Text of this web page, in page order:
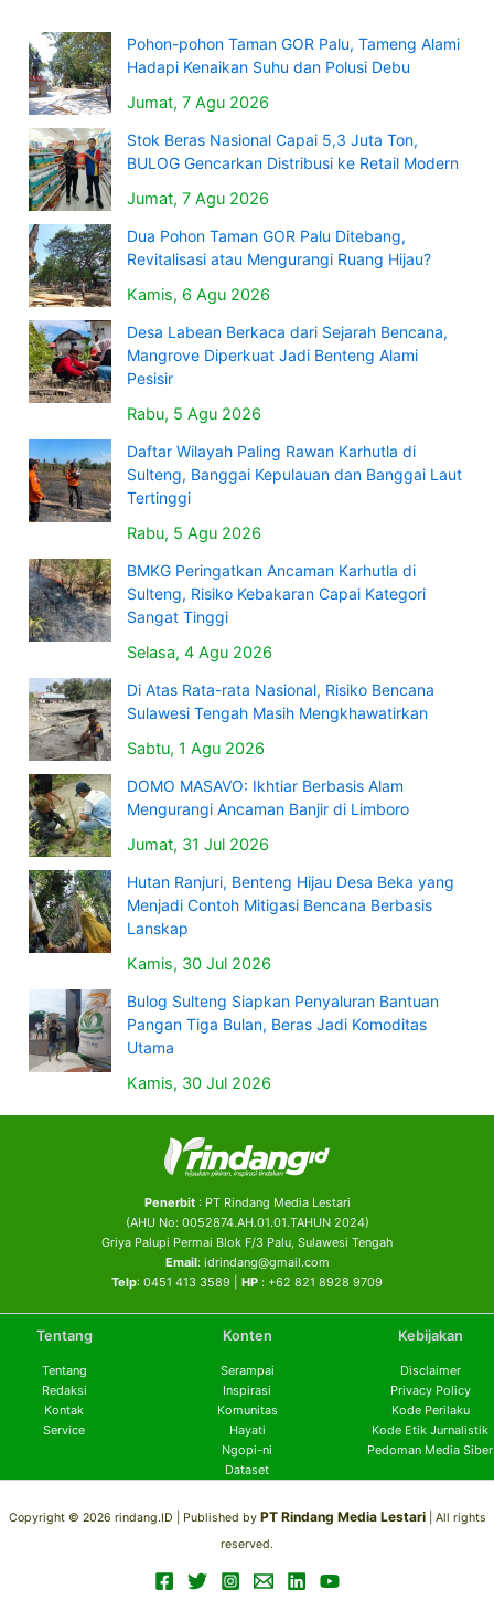
Pohon-pohon Taman GOR Palu, Tameng Alami
Hadapi Kenaikan Suhu dan Polusi Debu
Jumat, 7 Agu 2026
Stok Beras Nasional Capai 5,3 Juta Ton,
BULOG Gencarkan Distribusi ke Retail Modern
Jumat, 7 Agu 2026
Dua Pohon Taman GOR Palu Ditebang,
Revitalisasi atau Mengurangi Ruang Hijau?
Kamis, 6 Agu 2026
Desa Labean Berkaca dari Sejarah Bencana,
Mangrove Diperkuat Jadi Benteng Alami
Pesisir
Rabu, 5 Agu 2026
Daftar Wilayah Paling Rawan Karhutla di
Sulteng, Banggai Kepulauan dan Banggai Laut
Tertinggi
Rabu, 5 Agu 2026
BMKG Peringatkan Ancaman Karhutla di
Sulteng, Risiko Kebakaran Capai Kategori
Sangat Tinggi
Selasa, 4 Agu 2026
Di Atas Rata-rata Nasional, Risiko Bencana
Sulawesi Tengah Masih Mengkhawatirkan
Sabtu, 1 Agu 2026
DOMO MASAVO: Ikhtiar Berbasis Alam
Mengurangi Ancaman Banjir di Limboro
Jumat, 31 Jul 2026
Hutan Ranjuri, Benteng Hijau Desa Beka yang
Menjadi Contoh Mitigasi Bencana Berbasis
Lanskap
Kamis, 30 Jul 2026
Bulog Sulteng Siapkan Penyaluran Bantuan
Pangan Tiga Bulan, Beras Jadi Komoditas
Utama
Kamis, 30 Jul 2026
Penerbit: PT Rindang Media Lestari
(AHU No: 0052874.AH.01.01.TAHUN 2024)
Griya Palupi Permai Blok F/3 Palu, Sulawesi Tengah
Email: idrindang@gmail.com
Telp: 0451 413 3589 | HP : +62 821 8928 9709
Tentang
Tentang
Redaksi
Kontak
Service
Konten
Serampai
Inspirasi
Komunitas
Hayati
Ngopi-ni
Dataset
Kebijakan
Disclaimer
Privacy Policy
Kode Perilaku
Kode Etik Jurnalistik
Pedoman Media Siber
Copyright © 2026 rindang.ID | Published by PT Rindang Media Lestari| All rights
reserved.